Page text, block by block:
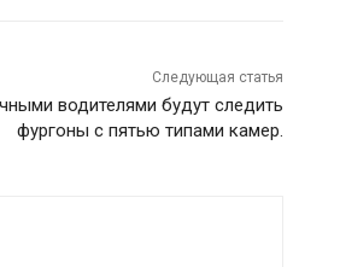
Следующая статья
водителями будут следить
фургоны с пятью типами камер.